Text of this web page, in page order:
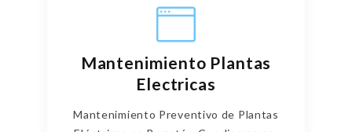
Mantenimiento Plantas
Electricas
Mantenimiento Preventivo de Plantas